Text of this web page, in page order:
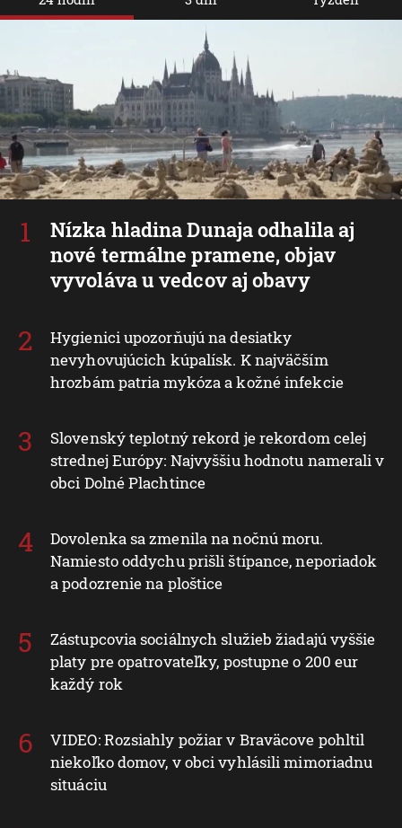
Nízka hladina Dunaja odhalila aj
nové termálne pramene, objav
vyvoláva u vedcov aj obavy
Hygienici upozorňujú na desiatky
nevyhovujúcich kúpalísk. K najväčším
hrozbám patria mykóza a kožné infekcie
Slovenský teplotný rekord je rekordom celej
strednej Európy: Najvyššiu hodnotu namerali v
obci Dolné Plachtince
Dovolenka sa zmenila na nočnú moru.
Namiesto oddychu prišli štípance, neporiadok
a podozrenie na ploštice
Zástupcovia sociálnych služieb žiadajú vyššie
platy pre opatrovateľky, postupne o 200 eur
každý rok
VIDEO: Rozsiahly požiar v Braväcove pohltil
niekoľko domov, v obci vyhlásili mimoriadnu
situáciu